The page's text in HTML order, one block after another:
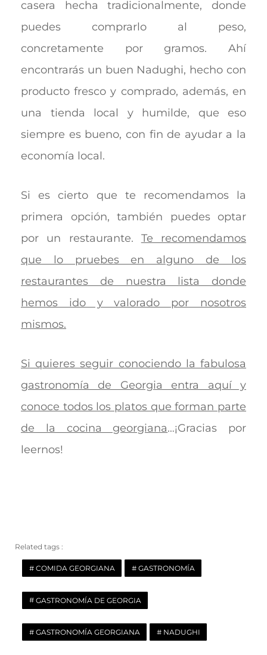
casera hecha tradicionalmente, donde
puedes comprarlo al peso,
concretamente por gramos. Ahí
encontrarás un buen Nadughi, hecho con
producto fresco y comprado, además, en
una tienda local y humilde, que eso
siempre es bueno, con fin de ayudar a la
economía local.
Si es cierto que te recomendamos la
primera opción, también puedes optar
por un restaurante. Te recomendamos
que lo pruebes en alguno de los
restaurantes de nuestra lista donde
hemos ido y valorado por nosotros
mismos.
Si quieres seguir conociendo la fabulosa
gastronomía de Georgia entra aquí y
conoce todos los platos que forman parte
de la cocina georgiana…¡Gracias por
leernos!
Related tags :
COMIDA GEORGIANA GASTRONOMÍA
GASTRONOMÍA DE GEORGIA
GASTRONOMÍA GEORGIANA NADUGHI